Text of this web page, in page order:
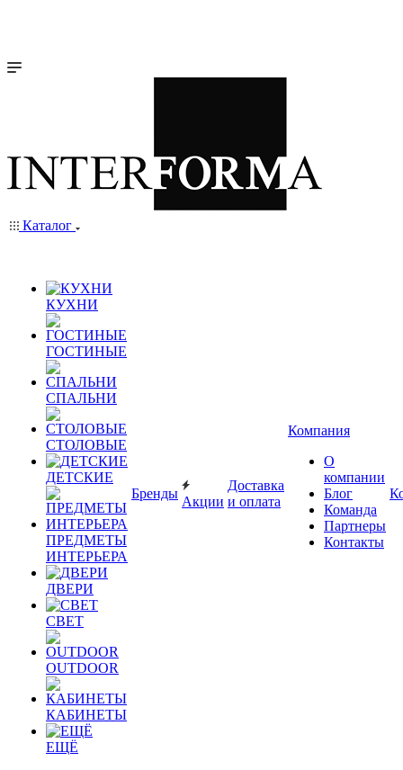
Каталог
КУХНИ
ГОСТИНЫЕ
СПАЛЬНИ
СТОЛОВЫЕ
ДЕТСКИЕ
ПРЕДМЕТЫ
ИНТЕРЬЕРА
ДВЕРИ
СВЕТ
OUTDOOR
КАБИНЕТЫ
ЕЩЁ
Бренды
Акции
Доставка
и оплата
Компания
О
компании
Блог
Команда
Партнеры
Контакты